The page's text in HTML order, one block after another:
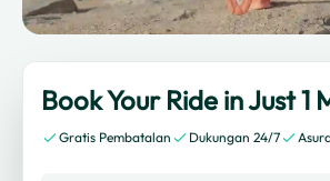
Book Your Ride in Just 1
Gratis Pembatalan Dukungan 24/7